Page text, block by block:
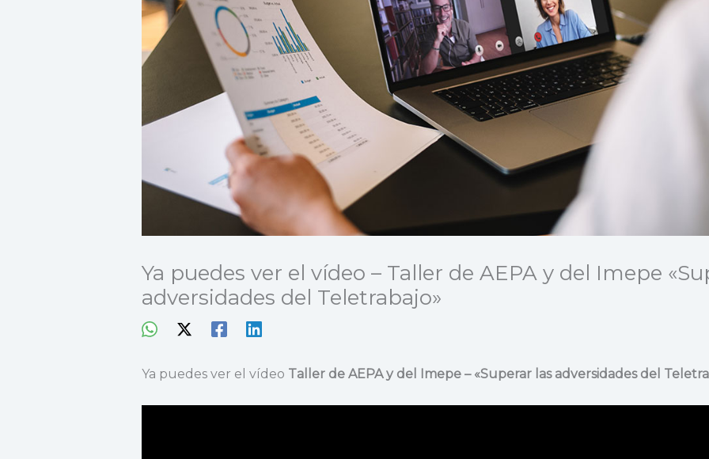
Ya puedes ver el vídeo – Taller de AEPA y del Imepe
adversidades del Teletrabajo»
Ya puedes ver el vídeo Taller de AEPA y del Imepe – «Superar las adversidades del